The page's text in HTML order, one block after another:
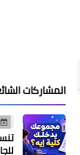
المشاركات